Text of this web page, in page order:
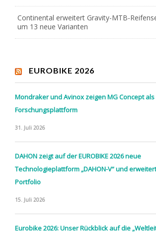
Continental erweitert Gravity-MTB-
um 13 neue Varianten
EUROBIKE 2026
Mondraker und Avinox zeigen MG Concept als
Forschungsplattform
31. Juli 2026
DAHON zeigt auf der EUROBIKE 2026 neue
Technologieplattform „DAHON-V“ und
Portfolio
15. Juli 2026
Eurobike 2026: Unser Rückblick auf die